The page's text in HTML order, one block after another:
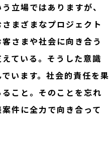
立場ではありますが、
まざまなプロジェクト
さまや社会に向き合う
ている。そうした意識
います。社会的責任を果
こと。そのことを忘れ
件に全力で向き合って